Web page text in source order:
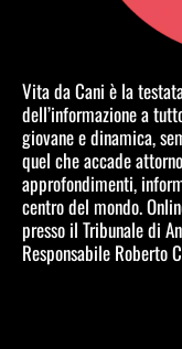
Vita da Cani è la
dell’informazione a
giovane e dinamica,
quel che accade
approfondimenti,
centro del mondo.
presso il Tribunale di
Responsabile Roberto